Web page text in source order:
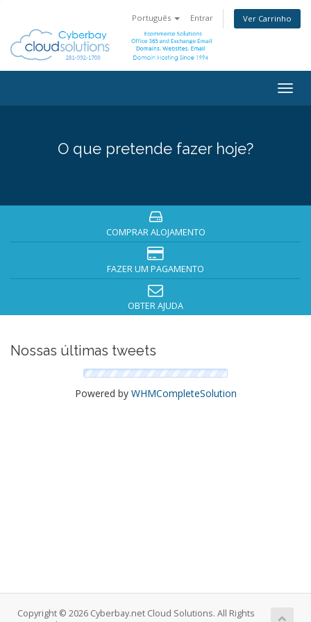
Português Entrar Ver Carrinho
O que pretende fazer hoje?
COMPRAR ALOJAMENTO
FAZER UM PAGAMENTO
OBTER AJUDA
Nossas últimas tweets
Powered by WHMCompleteSolution
Copyright © 2026 Cyberbay.net Cloud Solutions. All Rights